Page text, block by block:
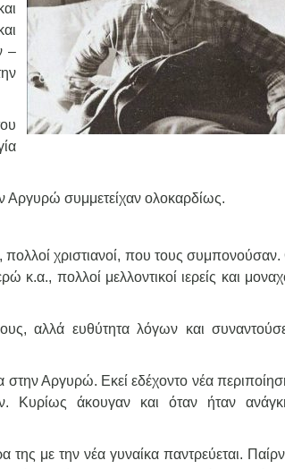
–
Αργυρώ συμμετείχαν ολοκαρδίως.
πολλοί χριστιανοί, που τους
πολλοί μελλοντικοί ιερείς και
αλλά ευθύτητα λόγων και
Αργυρώ. Εκεί εδέχοντο νέα
Κυρίως άκουγαν και όταν ήταν
με την νέα γυναίκα παντρεύεται.